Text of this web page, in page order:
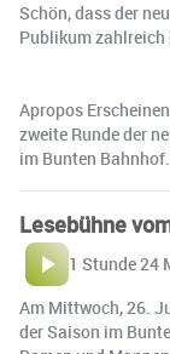
Schön, dass der
Publikum zahlreich
Apropos
zweite Runde der
im Bunten Bahnhof.
Lesebühne
1 Stunde 24
Am Mittwoch, 26.
der Saison im